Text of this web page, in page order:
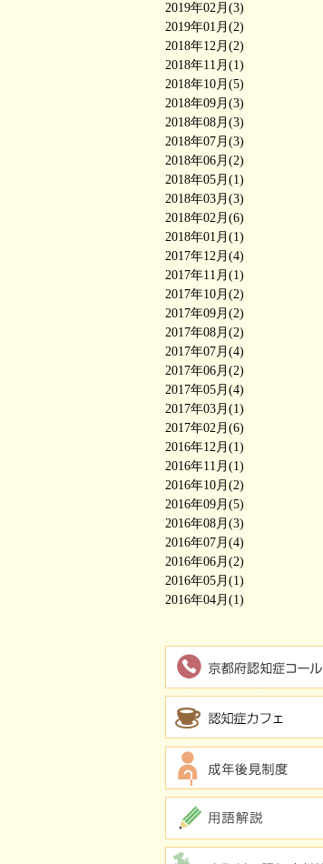
2019年02月(3)
2019年01月(2)
2018年12月(2)
2018年11月(1)
2018年10月(5)
2018年09月(3)
2018年08月(3)
2018年07月(3)
2018年06月(2)
2018年05月(1)
2018年03月(3)
2018年02月(6)
2018年01月(1)
2017年12月(4)
2017年11月(1)
2017年10月(2)
2017年09月(2)
2017年08月(2)
2017年07月(4)
2017年06月(2)
2017年05月(4)
2017年03月(1)
2017年02月(6)
2016年12月(1)
2016年11月(1)
2016年10月(2)
2016年09月(5)
2016年08月(3)
2016年07月(4)
2016年06月(2)
2016年05月(1)
2016年04月(1)